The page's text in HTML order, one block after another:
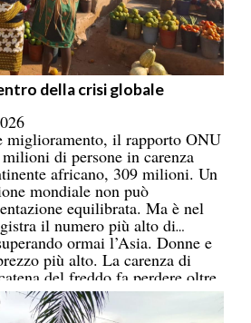
della crisi globale
miglioramento, il rapporto ONU
di persone in carenza
africano, 309 milioni. Un
mondiale non può
equilibrata. Ma è nel
il numero più alto di
ormai l’Asia. Donne e
più alto. La carenza di
del freddo fa perdere oltre
di frutta, verdura, pesce e